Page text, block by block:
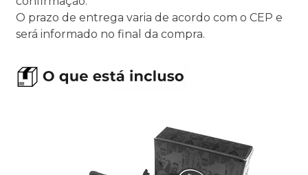
O prazo de entrega varia de acordo com o CEP e
será informado no final da compra.